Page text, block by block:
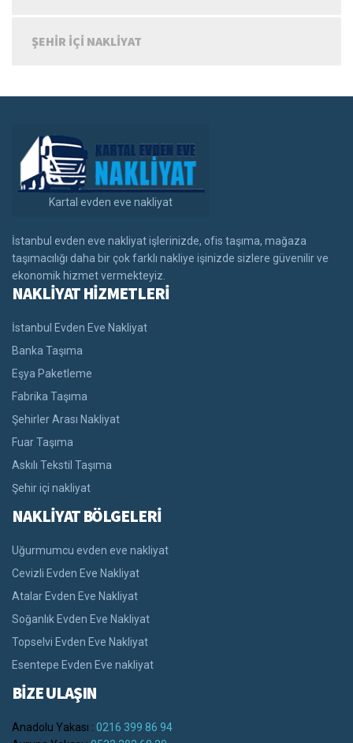
ŞEHIR IÇI NAKLIYAT
Kartal evden eve nakliyat
İstanbul evden eve nakliyat işlerinizde, ofis taşıma, mağaza
taşımacılığı daha bir çok farklı nakliye işinizde sizlere güvenilir ve
ekonomik hizmet vermekteyiz.
NAKLİYAT HİZMETLERİ
İstanbul Evden Eve Nakliyat
Banka Taşıma
Eşya Paketleme
Fabrika Taşıma
Şehirler Arası Nakliyat
Fuar Taşıma
Askılı Tekstil Taşıma
Şehir içi nakliyat
NAKLİYAT BÖLGELERİ
Uğurmumcu evden eve nakliyat
Cevizli Evden Eve Nakliyat
Atalar Evden Eve Nakliyat
Soğanlık Evden Eve Nakliyat
Topselvi Evden Eve Nakliyat
Esentepe Evden Eve nakliyat
BİZE ULAŞIN
Anadolu Yakası : 0216 399 86 94